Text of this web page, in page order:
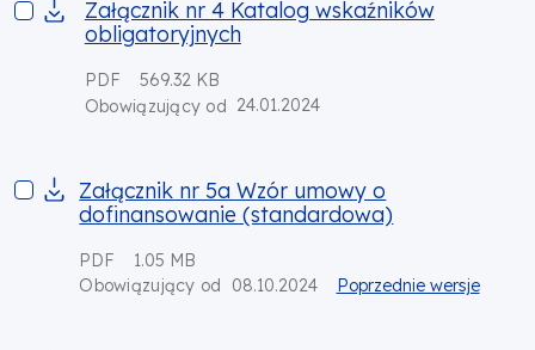
Załącznik nr 4 Katalog wskaźników obligatoryjnych
Załącznik nr 4 Katalog wskaźników
obligatoryjnych
PDF
569.32 KB
Obowiązujący od 24.01.2024
Załącznik nr 5a Wzór umowy o dofinansowanie
Załącznik nr 5a Wzór umowy o
dofinansowanie (standardowa)
PDF
1.05 MB
Obowiązujący od
08.10.2024 Poprzednie wersje